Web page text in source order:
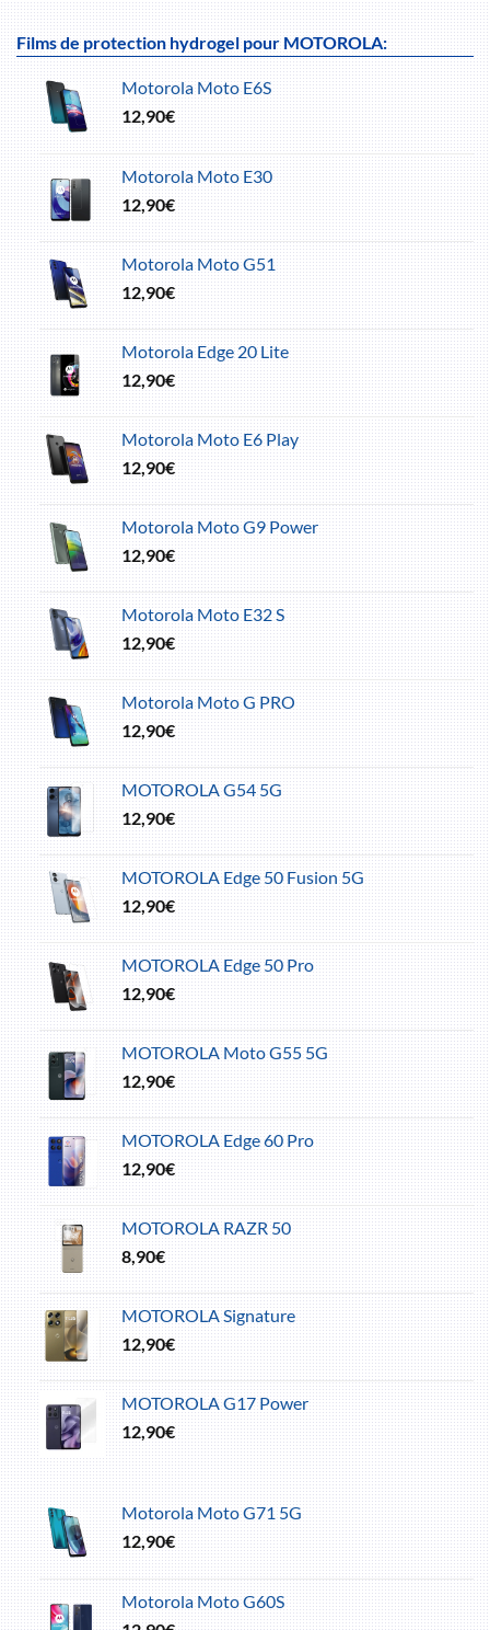
Films de protection hydrogel pour MOTOROLA:
Motorola Moto E6S
12,90€
Motorola Moto E30
12,90€
Motorola Moto G51
12,90€
Motorola Edge 20 Lite
12,90€
Motorola Moto E6 Play
12,90€
Motorola Moto G9 Power
12,90€
Motorola Moto E32 S
12,90€
Motorola Moto G PRO
12,90€
MOTOROLA G54 5G
12,90€
MOTOROLA Edge 50 Fusion 5G
12,90€
MOTOROLA Edge 50 Pro
12,90€
MOTOROLA Moto G55 5G
12,90€
MOTOROLA Edge 60 Pro
12,90€
MOTOROLA RAZR 50
8,90€
MOTOROLA Signature
12,90€
MOTOROLA G17 Power
12,90€
Motorola Moto G71 5G
12,90€
Motorola Moto G60S